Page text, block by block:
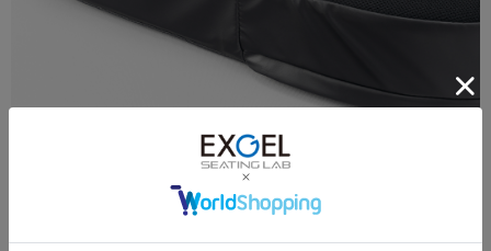
カバーは介護現場でも使える安心素材